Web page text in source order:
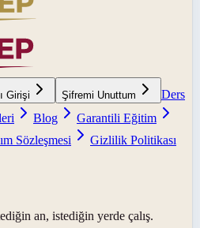
Girişi Şifremi Unuttum
Ders
Blog
Garantili Eğitim
Sözleşmesi
Gizlilik Politikası
an, istediğin yerde çalış.